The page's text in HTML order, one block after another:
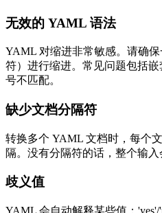
无效的 YAML 语法
YAML 对缩进非常敏感。请确
符）进行缩进。常见问题包括嵌
号不匹配。
缺少文档分隔符
转换多个 YAML 文档时，每个
隔。没有分隔符的话，整个输入
歧义值
YAML 会自动解释某些值：